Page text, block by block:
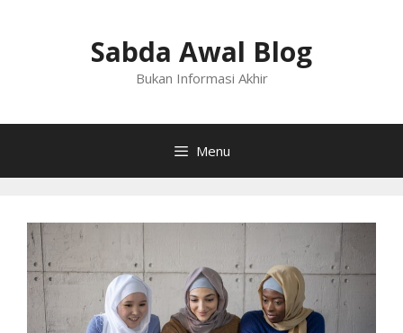
Sabda Awal Blog
Bukan Informasi Akhir
Menu